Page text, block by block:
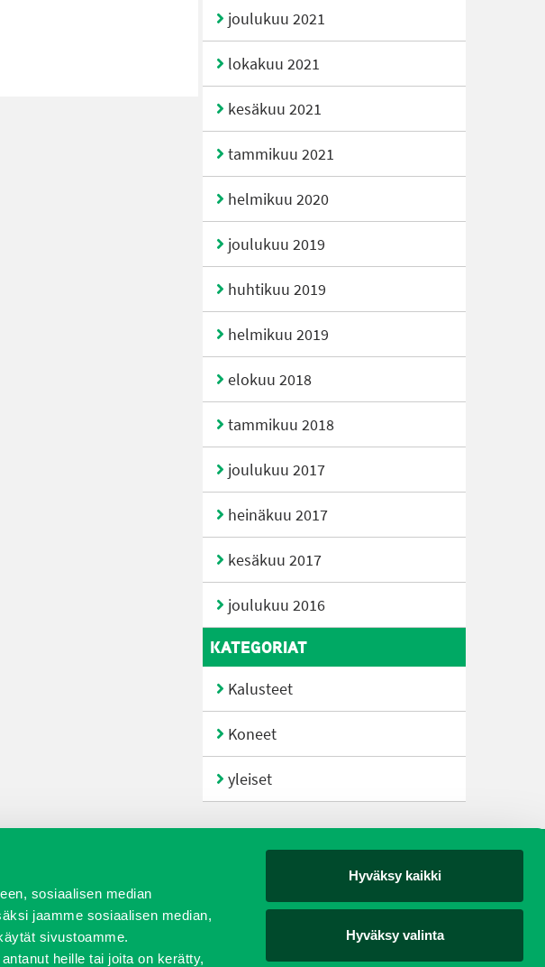
sosiaalisen median
jaamme sosiaalisen median,
sivustoamme.
heille tai joita on kerätty,
Hyväksy kaikki
Hyväksy valinta
joulukuu 2021
lokakuu 2021
kesäkuu 2021
tammikuu 2021
helmikuu 2020
joulukuu 2019
huhtikuu 2019
helmikuu 2019
elokuu 2018
tammikuu 2018
joulukuu 2017
heinäkuu 2017
kesäkuu 2017
joulukuu 2016
KATEGORIAT
Kalusteet
Koneet
yleiset
Jälleenmyyjät